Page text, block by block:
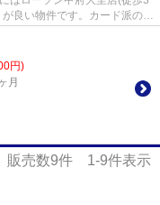
良い物件です。カード派の方
円)
月
販売数9件 1-9件表示